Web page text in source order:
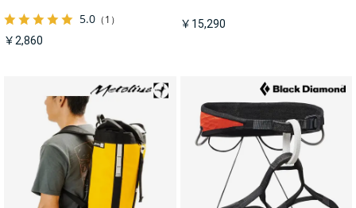
5.0 （1）
￥2,860
￥15,290